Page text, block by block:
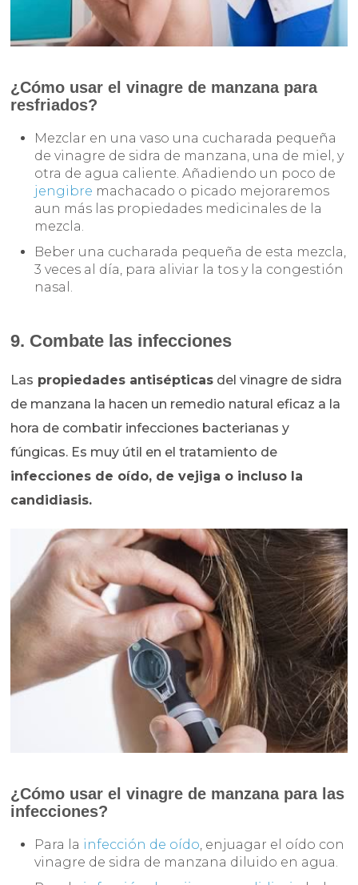
¿Cómo usar el vinagre de manzana para
resfriados?
Mezclar en una vaso una cucharada pequeña
de vinagre de sidra de manzana, una de miel, y
otra de agua caliente. Añadiendo un poco de
jengibre machacado o picado mejoraremos
aun más las propiedades medicinales de la
mezcla.
Beber una cucharada pequeña de esta mezcla,
3 veces al día, para aliviar la tos y la congestión
nasal.
9. Combate las infecciones
Las propiedades antisépticas del vinagre de sidra
de manzana la hacen un remedio natural eficaz a la
hora de combatir infecciones bacterianas y
fúngicas. Es muy útil en el tratamiento de
infecciones de oído, de vejiga o incluso la
candidiasis.
¿Cómo usar el vinagre de manzana para las
infecciones?
Para la infección de oído , enjuagar el oído con
vinagre de sidra de manzana diluido en agua.